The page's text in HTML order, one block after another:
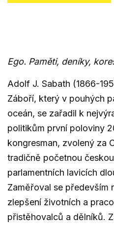
Ego. Paměti, deníky,
Adolf J. Sabath (1866-
Záboří, který v pouhých
oceán, se zařadil k
politikům první poloviny
kongresman, zvolený za
tradičně početnou
parlamentních lavicích
Zaměřoval se především
zlepšení životních a
přistěhovalců a dělníků.